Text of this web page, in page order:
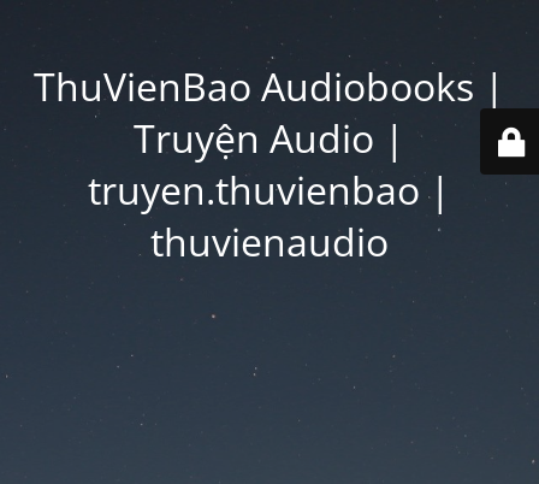
ThuVienBao Audiobooks |
Truyện Audio |
truyen.thuvienbao |
thuvienaudio